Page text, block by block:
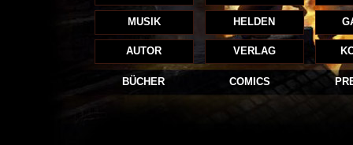
MUSIK HELDEN
AUTOR VERLAG
BÜCHER COMICS